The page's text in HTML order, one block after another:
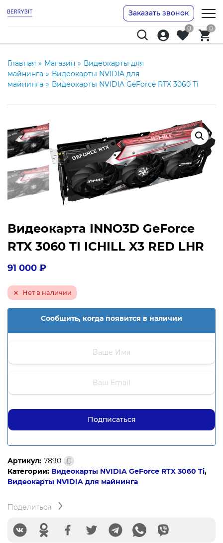
Заказать звонок
0 0
Главная » Магазин » Видеокарты для
майнинга » Видеокарты NVIDIA для
майнинга » Видеокарты NVIDIA GeForce RTX 3060 Ti
Видеокарта INNO3D GeForce
RTX 3060 TI ICHILL X3 RED LHR
91 000 ₽
Нет в наличии
Сообщить, когда появится в наличии
Артикул: 7890
Категории: Видеокарты NVIDIA GeForce RTX 3060 Ti,
Видеокарты NVIDIA для майнинга
Поделиться